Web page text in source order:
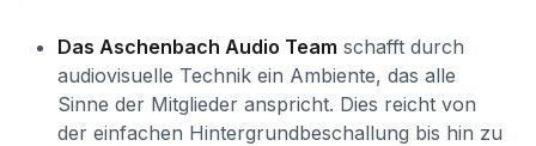
Das Aschenbach Audio Team schafft durch
audiovisuelle Technik ein Ambiente, das alle
Sinne der Mitglieder anspricht. Dies reicht von
der einfachen Hintergrundbeschallung bis hin zu